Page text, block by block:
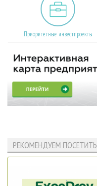
Приоритетные инвестпроекты
РЕКОМЕНДУЕМ ПОСЕТИТЬ